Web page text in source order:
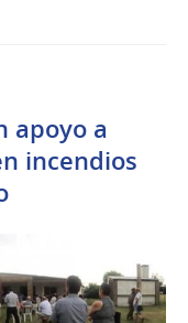
apoyo a
incendios